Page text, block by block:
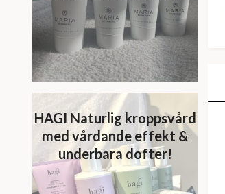
HAGI Naturlig kroppsvård
med vårdande effekt &
underbara dofter!